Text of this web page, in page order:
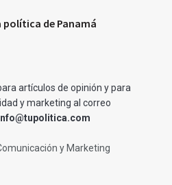
política de Panamá
artículos de opinión y para
y marketing al correo
y Marketing